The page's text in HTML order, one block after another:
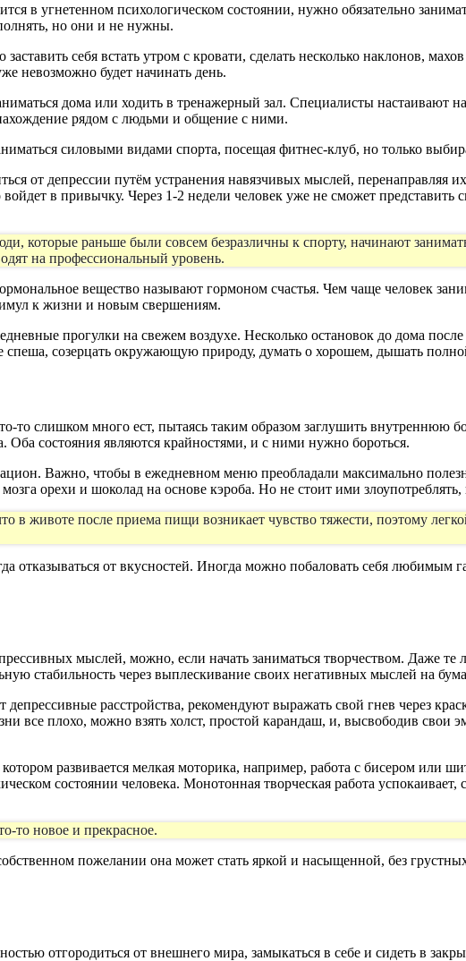
в угнетенном психологическом состоянии, нужно обязательно
но они и не нужны.
себя встать утром с кровати, сделать несколько наклонов,
невозможно будет начинать день.
дома или ходить в тренажерный зал. Специалисты настаивают
рядом с людьми и общение с ними.
силовыми видами спорта, посещая фитнес-клуб, но только
от депрессии путём устранения навязчивых мыслей, перенаправляя
в привычку. Через 1-2 недели человек уже не сможет представить
которые раньше были совсем безразличны к спорту, начинают
на профессиональный уровень.
вещество называют гормоном счастья. Чем чаще человек
к жизни и новым свершениям.
прогулки на свежем воздухе. Несколько остановок до дома
спеша, созерцать окружающую природу, думать о хорошем, дышать
то слишком много ест, пытаясь таким образом заглушить внутреннюю
Оба состояния являются крайностями, и с ними нужно бороться.
Важно, чтобы в ежедневном меню преобладали максимально
орехи и шоколад на основе кэроба. Но не стоит ими
в животе после приема пищи возникает чувство тяжести, поэтому
отказываться от вкусностей. Иногда можно побаловать себя любимым
мыслей, можно, если начать заниматься творчеством. Даже те
стабильность через выплескивание своих негативных мыслей на
расстройства, рекомендуют выражать свой гнев через
все плохо, можно взять холст, простой карандаш, и, высвободив свои
развивается мелкая моторика, например, работа с бисером или
состоянии человека. Монотонная творческая работа
то новое и прекрасное.
пожелании она может стать яркой и насыщенной, без
отгородиться от внешнего мира, замыкаться в себе и сидеть в